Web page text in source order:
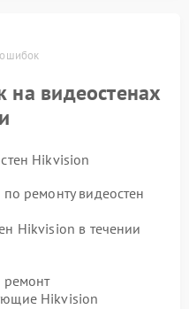
на видеостенах
Hikvision
ремонту видеостен
Hikvision в течении
ремонт
Hikvision